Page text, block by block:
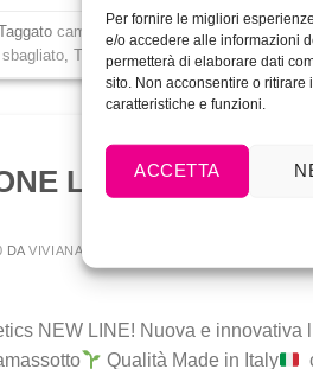
Per fornire le migliori
e/o accedere alle informazioni
permetterà di elaborare dati
sito. Non acconsentire o
caratteristiche e funzioni.
ACCETTA
camouflage correction tattoo ,
,Tessuto cicatriziale,wrong tattoo,
LINEA
DAVIVIANA VIVIMAKEUP
NEW LINE! Nuova e innovativa
Qualità Made in Italy